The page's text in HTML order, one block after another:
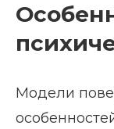
Модели